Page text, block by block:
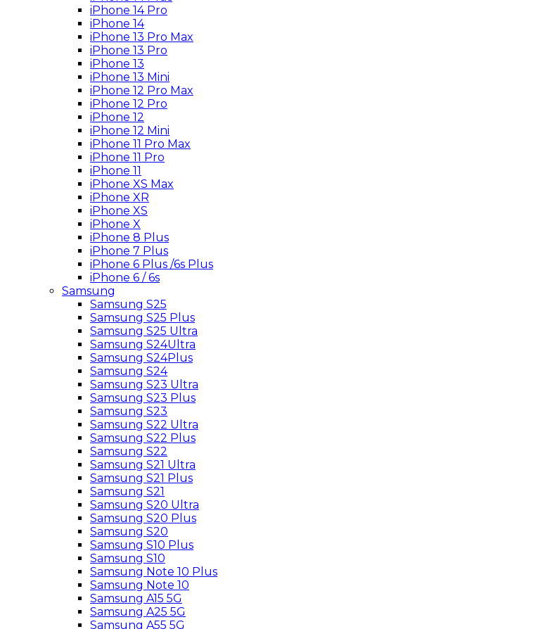
iPhone 14 Pro
iPhone 14
iPhone 13 Pro Max
iPhone 13 Pro
iPhone 13
iPhone 13 Mini
iPhone 12 Pro Max
iPhone 12 Pro
iPhone 12
iPhone 12 Mini
iPhone 11 Pro Max
iPhone 11 Pro
iPhone 11
iPhone XS Max
iPhone XR
iPhone XS
iPhone X
iPhone 8 Plus
iPhone 7 Plus
iPhone 6 Plus /6s Plus
iPhone 6 / 6s
Samsung
Samsung S25
Samsung S25 Plus
Samsung S25 Ultra
Samsung S24Ultra
Samsung S24Plus
Samsung S24
Samsung S23 Ultra
Samsung S23 Plus
Samsung S23
Samsung S22 Ultra
Samsung S22 Plus
Samsung S22
Samsung S21 Ultra
Samsung S21 Plus
Samsung S21
Samsung S20 Ultra
Samsung S20 Plus
Samsung S20
Samsung S10 Plus
Samsung S10
Samsung Note 10 Plus
Samsung Note 10
Samsung A15 5G
Samsung A25 5G
Samsung A55 5G